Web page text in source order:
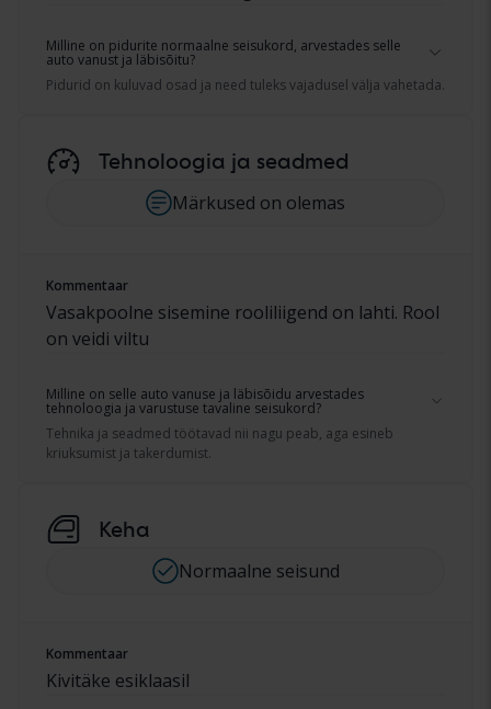
Milline on pidurite normaalne seisukord, arvestades selle
auto vanust ja läbisõitu?
Pidurid on kuluvad osad ja need tuleks vajadusel välja vahetada.
Tehnoloogia ja seadmed
Märkused on olemas
Kommentaar
Vasakpoolne sisemine rooliliigend on lahti. Rool
on veidi viltu
Milline on selle auto vanuse ja läbisõidu arvestades
tehnoloogia ja varustuse tavaline seisukord?
Tehnika ja seadmed töötavad nii nagu peab, aga esineb
kriuksumist ja takerdumist.
Keha
Normaalne seisund
Kommentaar
Kivitäke esiklaasil